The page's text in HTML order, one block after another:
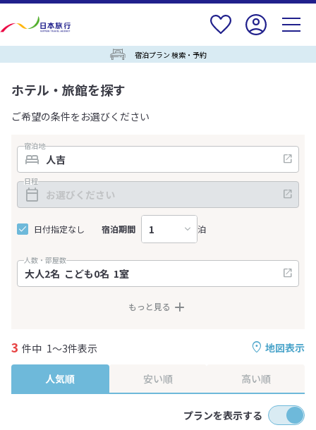
宿泊プラン 検索・予約
ホテル・旅館を探す
ご希望の条件をお選びください
宿泊地
日程
日付指定なし 宿泊期間 泊
人数・部屋数
もっと見る
地図表示
3 件中 1～3件表示
人気順 安い順 高い順
プランを表示する